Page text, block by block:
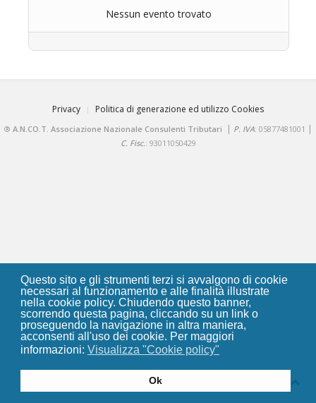
Questo sito e gli strumenti terzi si avvalgono di cookie
necessari al funzionamento e alle finalità illustrate
nella cookie policy. Chiudendo questo banner,
scorrendo questa pagina, cliccando su un link o
proseguendo la navigazione in altra maniera,
acconsenti all'uso dei cookie. Per maggiori
informazioni: Visualizza "Cookie policy"
Ok
Nessun evento trovato
Privacy Politica di generazione ed utilizzo Cookies
® A.N.CO.T. Associazione Nazionale Consulenti Tributari | P. IVA: 05877481001 |
C. Fisc.: 93011050429